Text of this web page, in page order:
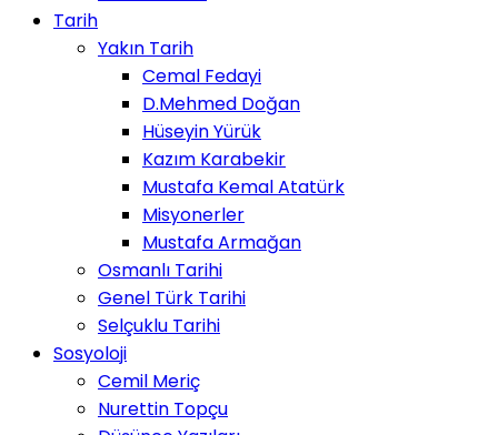
Tarih
Yakın Tarih
Cemal Fedayi
D.Mehmed Doğan
Hüseyin Yürük
Kazım Karabekir
Mustafa Kemal Atatürk
Misyonerler
Mustafa Armağan
Osmanlı Tarihi
Genel Türk Tarihi
Selçuklu Tarihi
Sosyoloji
Cemil Meriç
Nurettin Topçu